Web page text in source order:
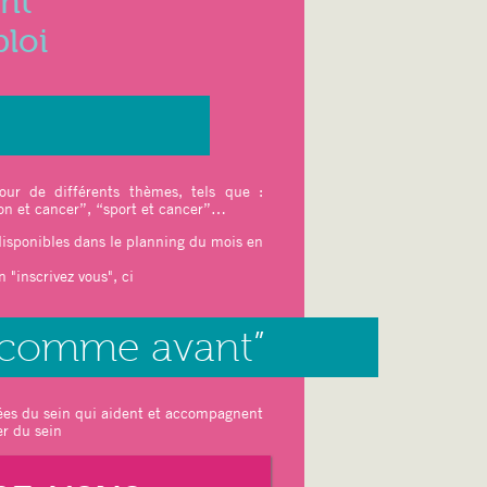
est limité à 10 places)
de différents thèmes, tels que :
et cancer”, “sport et cancer”…
dans le planning du mois en
"inscrivez vous", ci
avant”
du sein qui aident et accompagnent
du sein